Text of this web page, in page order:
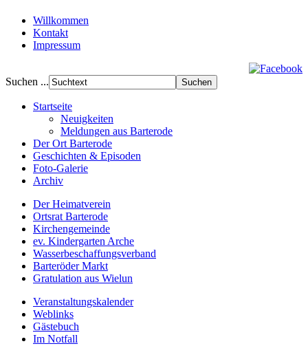
Willkommen
Kontakt
Impressum
Suchen ...
Startseite
Neuigkeiten
Meldungen aus Barterode
Der Ort Barterode
Geschichten & Episoden
Foto-Galerie
Archiv
Der Heimatverein
Ortsrat Barterode
Kirchengemeinde
ev. Kindergarten Arche
Wasserbeschaffungsverband
Barteröder Markt
Gratulation aus Wielun
Veranstaltungskalender
Weblinks
Gästebuch
Im Notfall